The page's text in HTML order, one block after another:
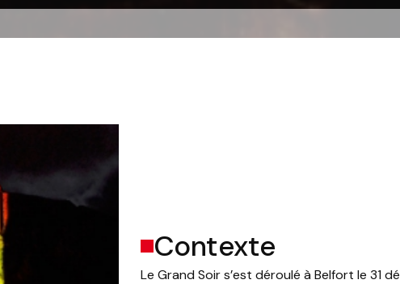
Contexte
Le Grand Soir s’est déroulé à Belfort le 31